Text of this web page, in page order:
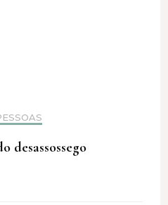
desassossego